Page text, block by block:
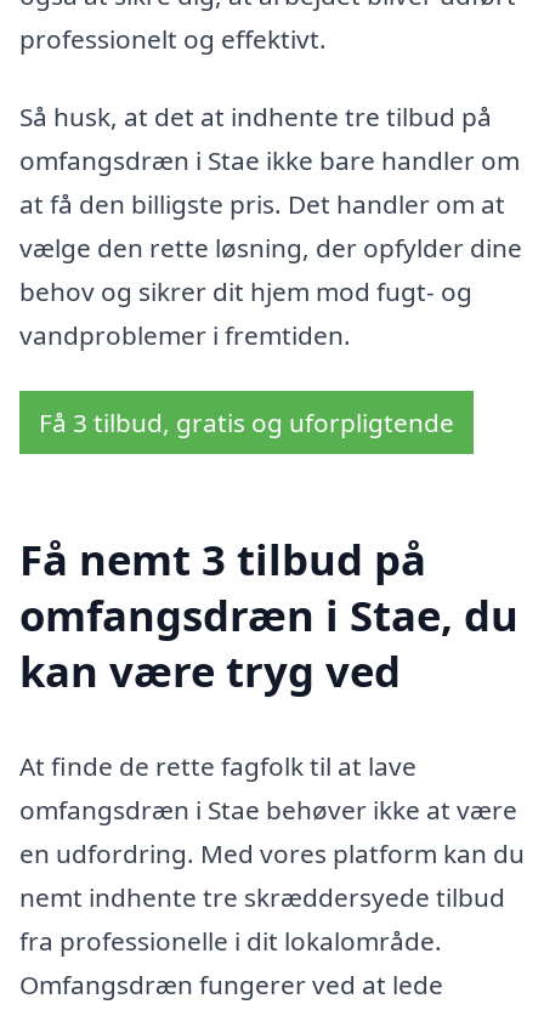
professionelt og effektivt.
Så husk, at det at indhente tre tilbud på
omfangsdræn i Stae ikke bare handler om
at få den billigste pris. Det handler om at
vælge den rette løsning, der opfylder dine
behov og sikrer dit hjem mod fugt- og
vandproblemer i fremtiden.
Få 3 tilbud, gratis og uforpligtende
Få nemt 3 tilbud på
omfangsdræn i Stae, du
kan være tryg ved
At finde de rette fagfolk til at lave
omfangsdræn i Stae behøver ikke at være
en udfordring. Med vores platform kan du
nemt indhente tre skræddersyede tilbud
fra professionelle i dit lokalområde.
Omfangsdræn fungerer ved at lede